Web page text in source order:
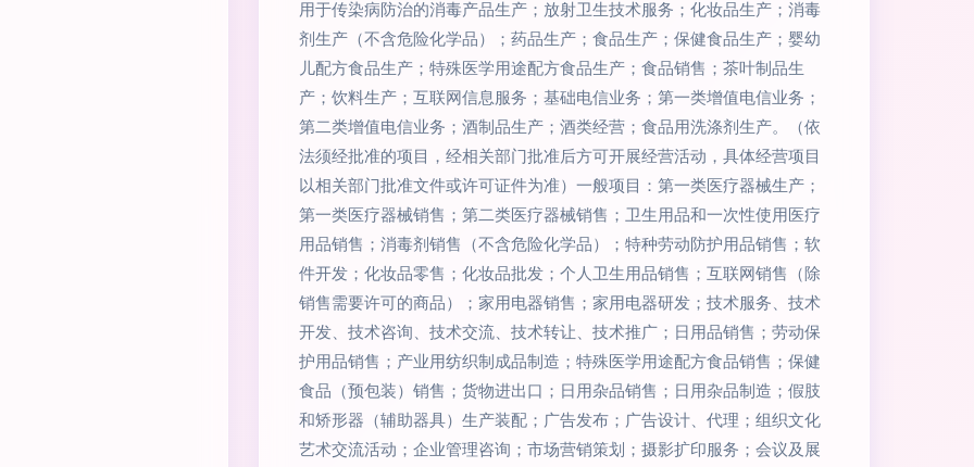
用于传染病防治的消毒产品生产；放射卫生技术服务；化妆品生产；消毒
剂生产（不含危险化学品）；药品生产；食品生产；保健食品生产；婴幼
儿配方食品生产；特殊医学用途配方食品生产；食品销售；茶叶制品生
产；饮料生产；互联网信息服务；基础电信业务；第一类增值电信业务；
第二类增值电信业务；酒制品生产；酒类经营；食品用洗涤剂生产。（依
法须经批准的项目，经相关部门批准后方可开展经营活动，具体经营项目
以相关部门批准文件或许可证件为准）一般项目：第一类医疗器械生产；
第一类医疗器械销售；第二类医疗器械销售；卫生用品和一次性使用医疗
用品销售；消毒剂销售（不含危险化学品）；特种劳动防护用品销售；软
件开发；化妆品零售；化妆品批发；个人卫生用品销售；互联网销售（除
销售需要许可的商品）；家用电器销售；家用电器研发；技术服务、技术
开发、技术咨询、技术交流、技术转让、技术推广；日用品销售；劳动保
护用品销售；产业用纺织制成品制造；特殊医学用途配方食品销售；保健
食品（预包装）销售；货物进出口；日用杂品销售；日用杂品制造；假肢
和矫形器（辅助器具）生产装配；广告发布；广告设计、代理；组织文化
艺术交流活动；企业管理咨询；市场营销策划；摄影扩印服务；会议及展